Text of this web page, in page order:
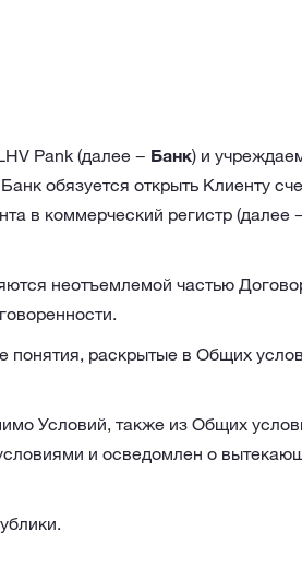
Pank (далее − Банк) и
обязуется открыть Клиенту
в коммерческий регистр (далее
неотъемлемой частью
понятия, раскрытые в Общих
Условий, также из Общих
и осведомлен о